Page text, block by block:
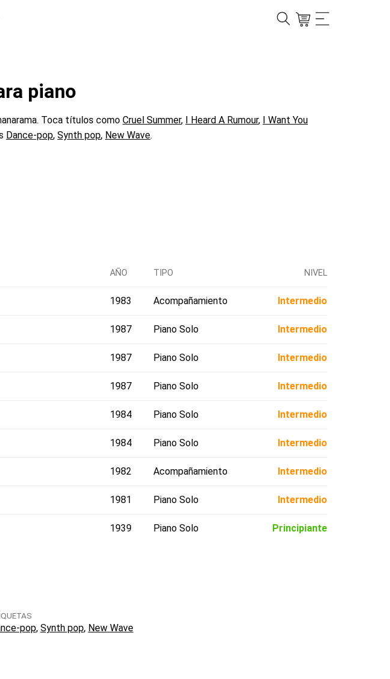
piano
Toca títulos como Cruel Summer, I Heard A Rumour, I Want You
Dance-pop, Synth pop, New Wave.
AÑO TIPO NIVEL
1983 Acompañamiento Intermedio
1987 Piano Solo Intermedio
1987 Piano Solo Intermedio
1987 Piano Solo Intermedio
1984 Piano Solo Intermedio
1984 Piano Solo Intermedio
1982 Acompañamiento Intermedio
1981 Piano Solo Intermedio
1939 Piano Solo Principiante
pop Synth pop New Wave